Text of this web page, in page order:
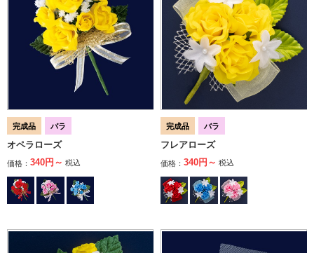
完成品 バラ
オペラローズ
価格： 340円～ 税込
完成品 バラ
フレアローズ
価格： 340円～ 税込